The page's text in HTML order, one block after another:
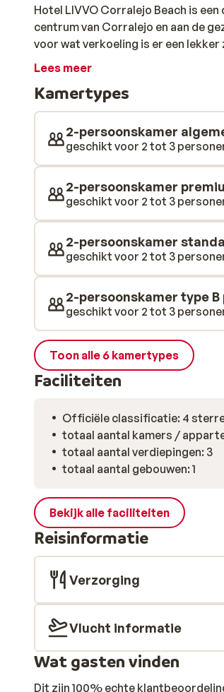
Hotel LIVVO Corralejo Beach is
centrum van Corralejo en aan de
voor wat verkoeling is er een
Lees meer
Kamertypes
2-persoonskamer
geschikt voor 2 tot 3
2-persoonskamer
geschikt voor 2 tot 3
2-persoonskamer
geschikt voor 2 tot 3
2-persoonskamer type
geschikt voor 2 tot 3
Toon alle 6 kamertypes
Faciliteiten
Officiële classificatie: 4
totaal aantal kamers /
totaal aantal verdiepingen: 3
totaal aantal gebouwen: 1
Bekijk alle faciliteiten
Reisinformatie
Verzorging
Vlucht informatie
Wat gasten vinden
Dit zijn 100% echte